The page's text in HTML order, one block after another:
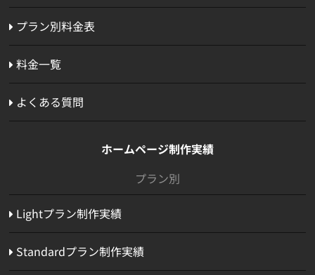
プラン別料金表
料金一覧
よくある質問
ホームページ制作実績
プラン別
Lightプラン制作実績
Standardプラン制作実績